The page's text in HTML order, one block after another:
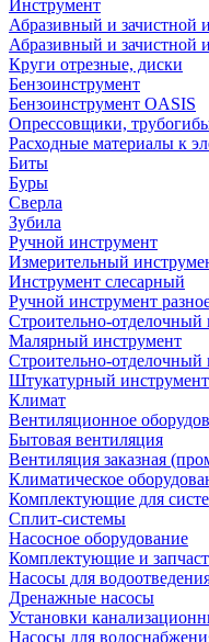
Инструмент
Абразивный и зачистной
Абразивный и зачистной
Круги отрезные, диски
Бензоинструмент
Бензоинструмент OASIS
Опрессовщики,
Расходные материалы к
Биты
Буры
Сверла
Зубила
Ручной инструмент
Измерительный
Инструмент слесарный
Ручной инструмент
Строительно-отделочный
Малярный инструмент
Строительно-отделочный
Штукатурный инструмент
Климат
Вентиляционное
Бытовая вентиляция
Вентиляция заказная
Климатическое
Комплектующие для
Сплит-системы
Насосное оборудование
Комплектующие и
Насосы для
Дренажные насосы
Установки
Насосы для